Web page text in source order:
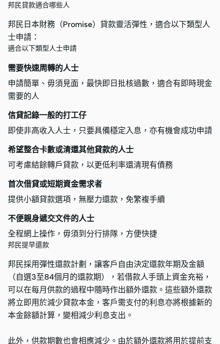
邦民貸款適合哪些人
邦民日本財務（Promise）貸款靈活彈性，適合以下類型人
士申請：
適合以下類型人士申請
需要快速周轉的人士
申請簡單、毋須見面，最快即日批核過數，適合有即時現金
需要的人
信貸記錄一般的打工仔
即使非高收入人士，只要具備穩定入息，亦有機會成功申請
希望整合卡數或清還其他貸款的人士
可考慮結餘轉戶貸款，以更低利率還清現有債務
首次借貸或短期資金需求者
提供小額貸款選項，無壓力還款，免繁複手續
不便親身遞交文件的人士
全程網上操作，毋須到分行排隊，方便快捷
邦民提早還款
邦民採用彈性還款計劃，讓客戶自由決定還款年期及金額
（自選3至84個月的還款期），若借款人手頭上資金充裕，
可以在每月供款的過程中隨時作出額外還款。這些額外還款
將立即用於減少貸款本金，客戶需支付的利息亦將根據新的
本金餘額計算，變相減少利息支出。
此外，供款期數也會相應減少。由於額外還款將用於提前支